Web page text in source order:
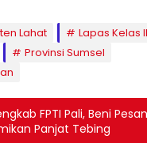
Lahat
Lapas Kelas
Provinsi Sumsel
FPTI Pali, Beni
Panjat Tebing